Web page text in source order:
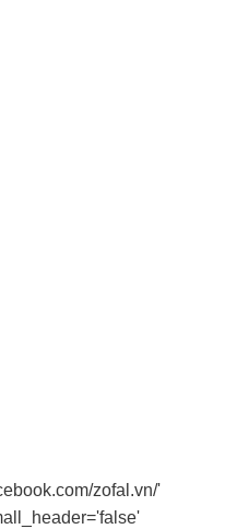
zofal.vn/'